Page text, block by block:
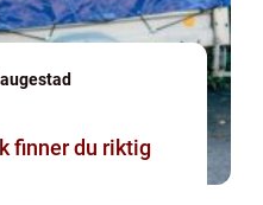
finner du riktig